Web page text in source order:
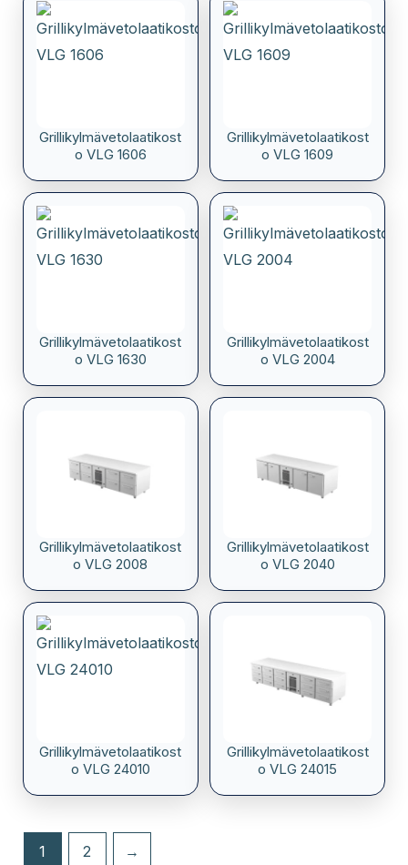
Grillikylmävetolaatikost
o VLG 1606
Grillikylmävetolaatikost
o VLG 1609
Grillikylmävetolaatikost
o VLG 1630
Grillikylmävetolaatikost
o VLG 2004
Grillikylmävetolaatikost
o VLG 2008
Grillikylmävetolaatikost
o VLG 2040
Grillikylmävetolaatikost
o VLG 24010
Grillikylmävetolaatikost
o VLG 24015
1 2 →